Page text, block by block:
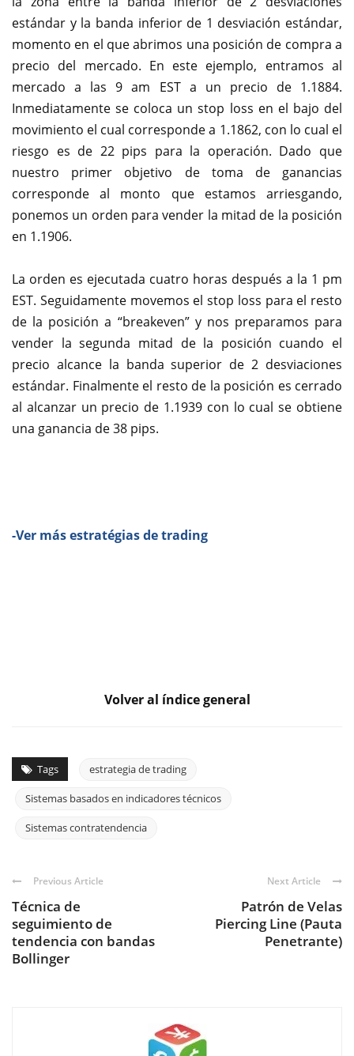
estándar y la banda inferior de 1 desviación estándar,
momento en el que abrimos una posición de compra a
precio del mercado. En este ejemplo, entramos al
mercado a las 9 am EST a un precio de 1.1884.
Inmediatamente se coloca un stop loss en el bajo del
movimiento el cual corresponde a 1.1862, con lo cual el
riesgo es de 22 pips para la operación. Dado que
nuestro primer objetivo de toma de ganancias
corresponde al monto que estamos arriesgando,
ponemos un orden para vender la mitad de la posición
en 1.1906.
La orden es ejecutada cuatro horas después a la 1 pm
EST. Seguidamente movemos el stop loss para el resto
de la posición a “breakeven” y nos preparamos para
vender la segunda mitad de la posición cuando el
precio alcance la banda superior de 2 desviaciones
estándar. Finalmente el resto de la posición es cerrado
al alcanzar un precio de 1.1939 con lo cual se obtiene
una ganancia de 38 pips.
-Ver más estratégias de trading
Volver al índice general
Tags estrategia de trading
Sistemas basados en indicadores técnicos
Sistemas contratendencia
Previous Article
Técnica de
seguimiento de
tendencia con bandas
Bollinger
Next Article
Patrón de Velas
Piercing Line (Pauta
Penetrante)